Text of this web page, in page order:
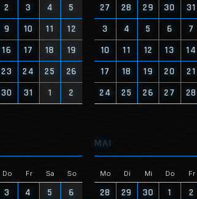
2 3 4
5
9 10 11
12
16 17 18
19
23 24 25
26
30 31 1 2
27 28 29 30 31
3
4 5 6 7
10
11 12 13 14
17
18 19 20 21
24
25 26 27 28
Do Fr Sa So
3 4 5
6
MAI
Mo Di Mi Do Fr
28 29 30 1 2